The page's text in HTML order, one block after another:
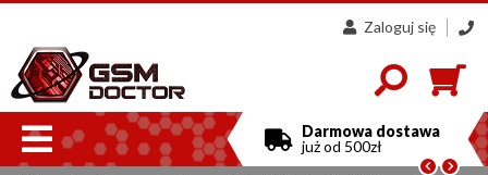
Zaloguj się
858

Darmowa dostawa
już od 500zł
 